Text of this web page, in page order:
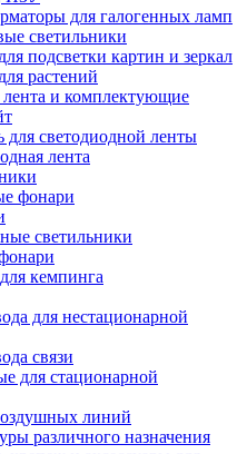
для галогенных ламп
светильники
подсветки картин и зеркал
растений
лента и комплектующие
светодиодной ленты
лента
фонари
светильники
кемпинга
для нестационарной
связи
для стационарной
линий
различного назначения